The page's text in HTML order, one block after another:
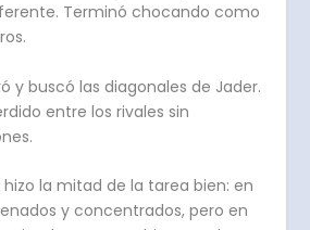
Terminó chocando como
y buscó las diagonales de Jader.
entre los rivales sin
la mitad de la tarea bien: en
y concentrados, pero en